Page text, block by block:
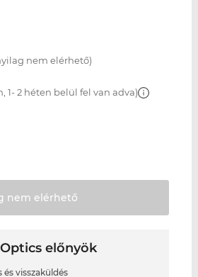
nem elérhető)
1- 2 héten belül fel van adva)
nem elérhető
előnyök
és visszaküldés